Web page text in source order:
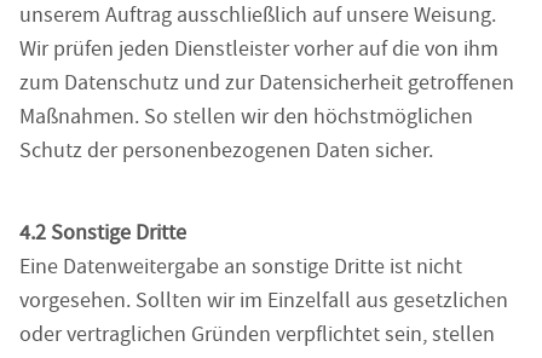
unserem Auftrag ausschließlich auf unsere Weisung.
Wir prüfen jeden Dienstleister vorher auf die von ihm
zum Datenschutz und zur Datensicherheit getroffenen
Maßnahmen. So stellen wir den höchstmöglichen
Schutz der personenbezogenen Daten sicher.
4.2 Sonstige Dritte
Eine Datenweitergabe an sonstige Dritte ist nicht
vorgesehen. Sollten wir im Einzelfall aus gesetzlichen
oder vertraglichen Gründen verpflichtet sein, stellen